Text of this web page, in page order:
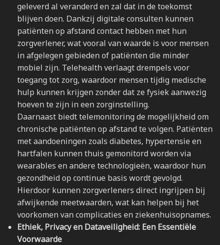
geleverd al veranderd en zal dat in de toekomst
blijven doen. Dankzij digitale consulten kunnen
patiënten op afstand contact hebben met hun
zorgverlener, wat vooral van waarde is voor mensen
in afgelegen gebieden of patiënten die minder
mobiel zijn. Telehealth verlaagt drempels voor
toegang tot zorg, waardoor mensen tijdig medische
hulp kunnen krijgen zonder dat ze fysiek aanwezig
hoeven te zijn in een zorginstelling.
Daarnaast biedt telemonitoring de mogelijkheid om
chronische patiënten op afstand te volgen. Patiënten
met aandoeningen zoals diabetes, hypertensie en
hartfalen kunnen thuis gemonitord worden via
wearables en andere technologieën, waardoor hun
gezondheid op continue basis wordt gevolgd.
Hierdoor kunnen zorgverleners direct ingrijpen bij
afwijkende meetwaarden, wat kan helpen bij het
voorkomen van complicaties en ziekenhuisopnames.
Ethiek, Privacy en Dataveiligheid: Een Essentiële
Voorwaarde